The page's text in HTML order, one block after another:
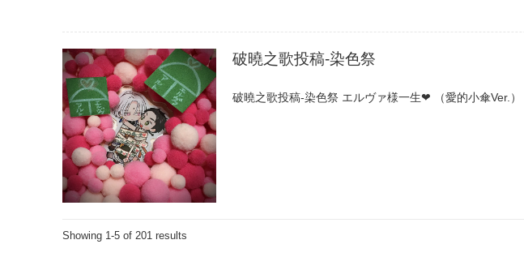
破曉之歌投稿-染色祭
破曉之歌投稿-染色祭 エルヴァ様一生❤︎ （愛的小傘Ver.）
Showing 1-5 of 201 results